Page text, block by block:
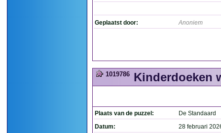
Geplaatst door: Anoniem
1019786 Kinderdoeken
Plaats van de puzzel:
De Standaard
Datum:
28 februari